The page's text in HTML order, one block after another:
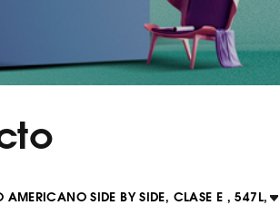
AMERICANO SIDE BY SIDE, CLASE E , 547L,